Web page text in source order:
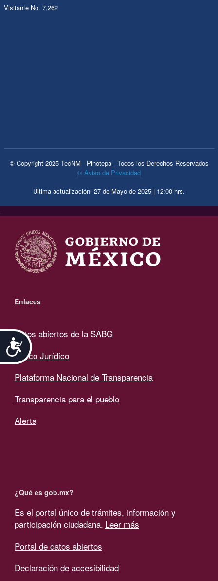
Accesibilidad
Visitante No. 7,262
© Copyright 2025 TecNM - Pinotepa - Todos los Derechos Reservados
© Aviso de Privacidad
Última actualización: 27 de Mayo de 2025 | 12:00 hrs.
.
Enlaces
Datos abiertos de la SABG
Marco Jurídico
Plataforma Nacional de Transparencia
Transparencia para el pueblo
Alerta
¿Qué es gob.mx?
Es el portal único de trámites, información y
participación ciudadana. Leer más
Portal de datos abiertos
Declaración de accesibilidad